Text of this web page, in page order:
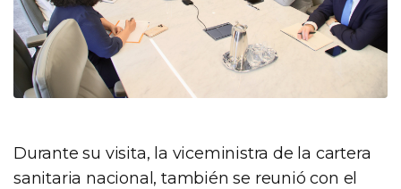
Durante su visita, la viceministra de la cartera
sanitaria nacional, también se reunió con el